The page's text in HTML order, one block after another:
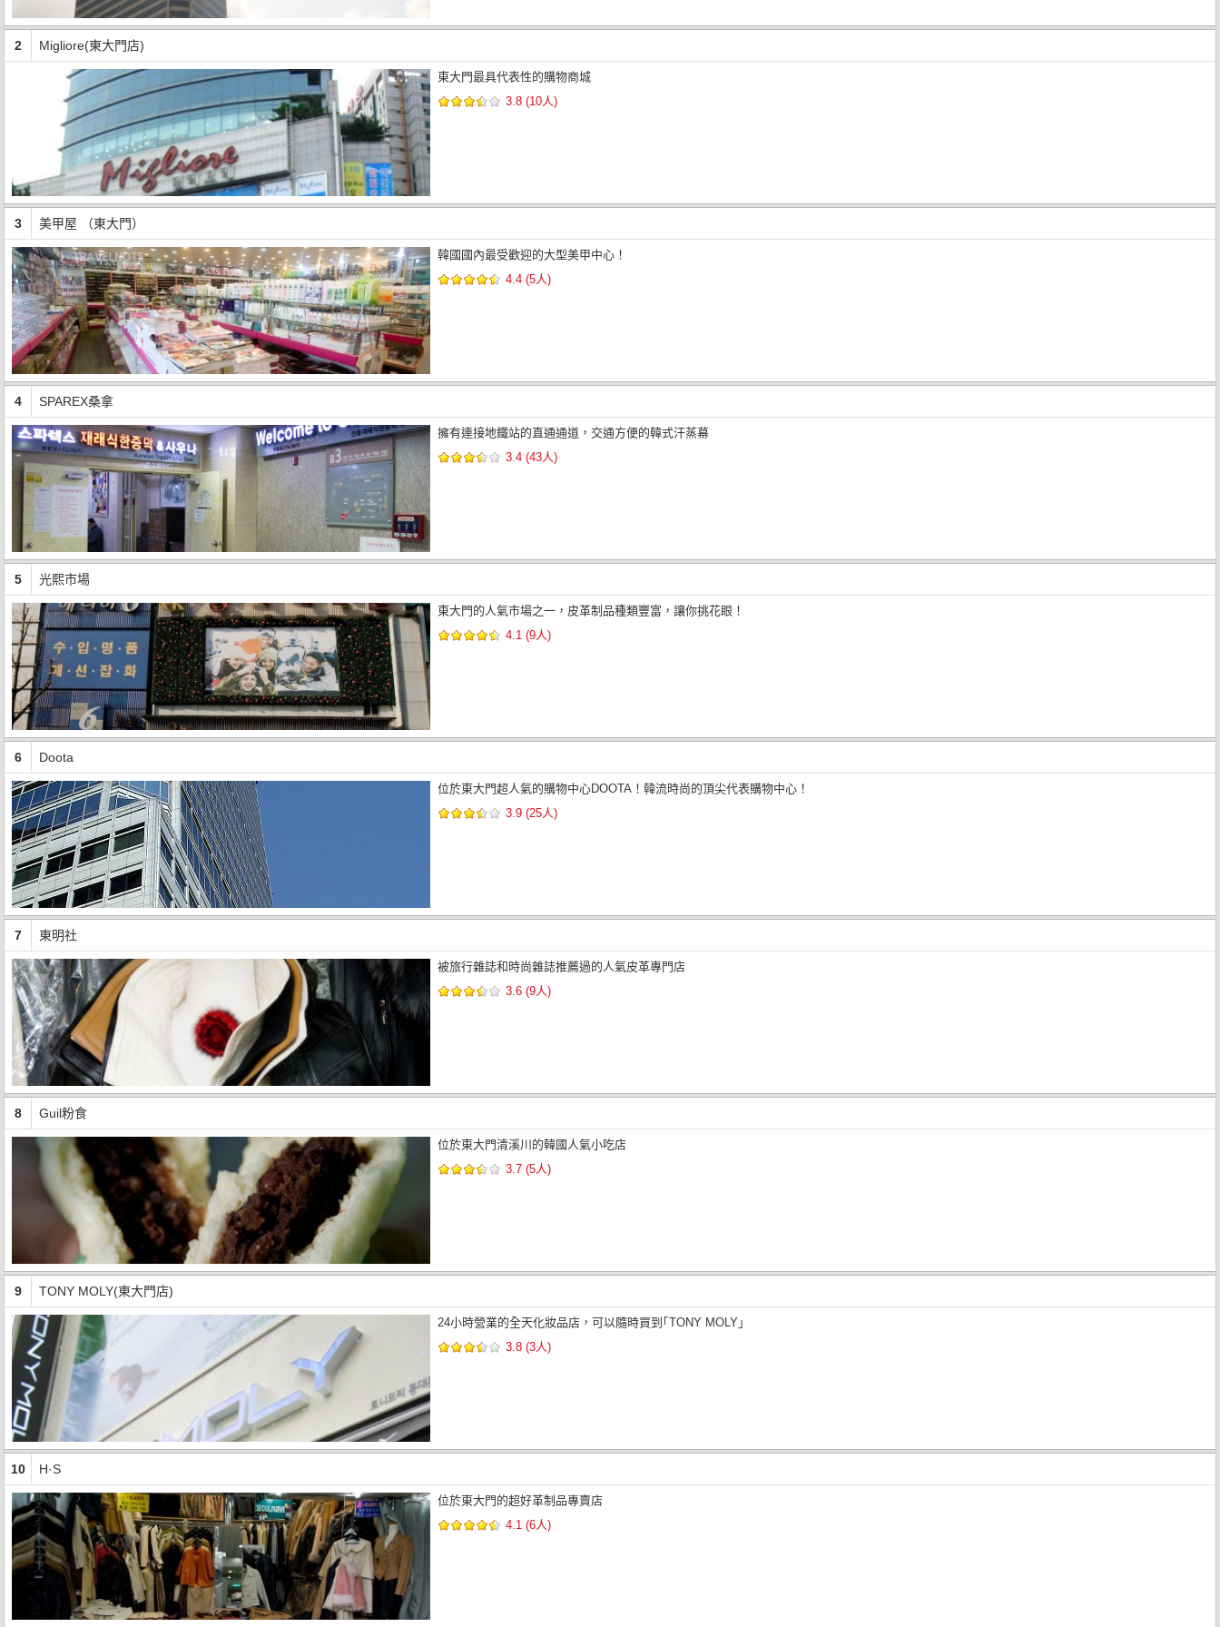
2 Migliore(東大門店)
東大門最具代表性的購物商城
3.8 (10人)
3 美甲屋 （東大門）
韓國國內最受歡迎的大型美甲中心！
4.4 (5人)
4 SPAREX桑拿
擁有連接地鐵站的直通通道，交通方便的韓式汗蒸幕
3.4 (43人)
5 光熙市場
東大門的人氣市場之一，皮革制品種類豐富，讓你挑花眼！
4.1 (9人)
6 Doota
位於東大門超人氣的購物中心DOOTA！韓流時尚的頂尖代表購物中心！
3.9 (25人)
7 東明社
被旅行雜誌和時尚雜誌推薦過的人氣皮革專門店
3.6 (9人)
8 Guil粉食
位於東大門清溪川的韓國人氣小吃店
3.7 (5人)
9 TONY MOLY(東大門店)
24小時營業的全天化妝品店，可以隨時買到｢TONY MOLY｣
3.8 (3人)
10 H·S
位於東大門的超好革制品專賣店
4.1 (6人)